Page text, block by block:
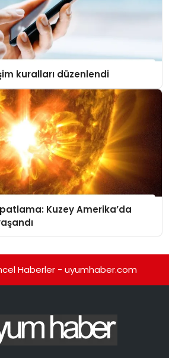
kuralları düzenlendi
Kuzey Amerika’da
Haberler - uyumhaber.com